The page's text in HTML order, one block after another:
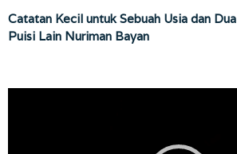
Catatan Kecil untuk Sebuah Usia dan Dua
Puisi Lain Nuriman Bayan